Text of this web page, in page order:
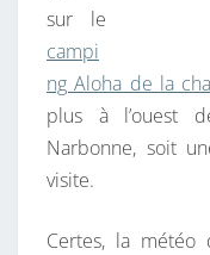
sur le
campi
ng Aloha de la
plus à l’ouest
Narbonne, soit
visite.
Certes, la météo